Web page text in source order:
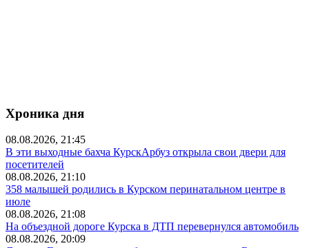
Хроника дня
08.08.2026, 21:45
В эти выходные бахча КурскАрбуз открыла свои двери для
посетителей
08.08.2026, 21:10
358 малышей родились в Курском перинатальном центре в
июле
08.08.2026, 21:08
На объездной дороге Курска в ДТП перевернулся автомобиль
08.08.2026, 20:09